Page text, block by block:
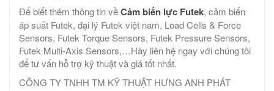
Để biết thêm thông tin vềCảm biến lực Futek, cảm biến
áp suất Futek, đại lý Futek việt nam, Load Cells & Force
Sensors, Futek Torque Sensors, Futek Pressure Sensors,
Futek Multi-Axis Sensors,…Hãy liên hệ ngay với chúng tôi
để tư vấn hỗ trợ kỹ thuật và giá tốt nhất.
CÔNG TY TNHH TM KỸ THUẬT HƯNG ANH PHÁT